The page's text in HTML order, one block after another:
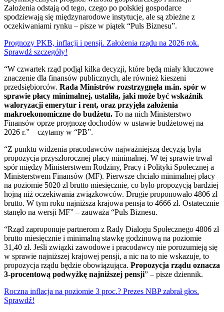
Założenia odstają od tego, czego po polskiej gospodarce
spodziewają się międzynarodowe instytucje, ale są zbieżne z
oczekiwaniami rynku – pisze w piątek “Puls Biznesu”.
Prognozy PKB, inflacji i pensji. Założenia rządu na 2026 rok.
Sprawdź szczegóły!
“W czwartek rząd podjął kilka decyzji, które będą miały kluczowe
znaczenie dla finansów publicznych, ale również kieszeni
przedsiębiorców. Rada Ministrów rozstrzygnęła m.in. spór w
sprawie płacy minimalnej, ustaliła, jaki może być wskaźnik
waloryzacji emerytur i rent, oraz przyjęła założenia
makroekonomiczne do budżetu. To na nich Ministerstwo
Finansów oprze prognozę dochodów w ustawie budżetowej na
2026 r.” – czytamy w “PB”.
“Z punktu widzenia pracodawców najważniejszą decyzją była
propozycja przyszłorocznej płacy minimalnej. W tej sprawie trwał
spór między Ministerstwem Rodziny, Pracy i Polityki Społecznej a
Ministerstwem Finansów (MF). Pierwsze chciało minimalnej płacy
na poziomie 5020 zł brutto miesięcznie, co było propozycją bardziej
hojną niż oczekiwania związkowców. Drugie proponowało 4806 zł
brutto. W tym roku najniższa krajowa pensja to 4666 zł. Ostatecznie
stanęło na wersji MF” – zauważa “Puls Biznesu.
“Rząd zaproponuje partnerom z Rady Dialogu Społecznego 4806 zł
brutto miesięcznie i minimalną stawkę godzinową na poziomie
31,40 zł. Jeśli związki zawodowe i pracodawcy nie porozumieją się
w sprawie najniższej krajowej pensji, a nic na to nie wskazuje, to
propozycja rządu będzie obowiązująca. Propozycja rządu oznacza
3-procentową podwyżkę najniższej pensji” – pisze dziennik.
Roczna inflacja na poziomie 3 proc.? Prezes NBP zabrał głos.
Sprawdź!